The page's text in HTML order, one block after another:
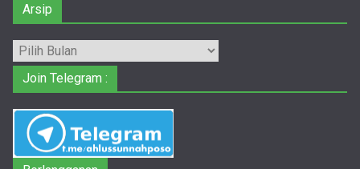
Arsip
Arsip
Join Telegram :